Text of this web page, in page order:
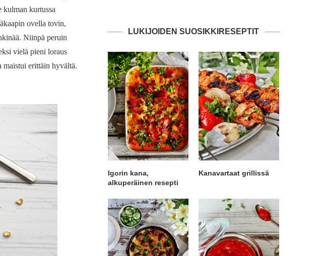
kulman kurtussa
ovella tovin,
Niinpä peruin
vielä pieni loraus
maistui erittäin hyvältä.
LUKIJOIDEN SUOSIKKIRESEPTIT
Igorin kana,
alkuperäinen resepti
Kanavartaat grillissä